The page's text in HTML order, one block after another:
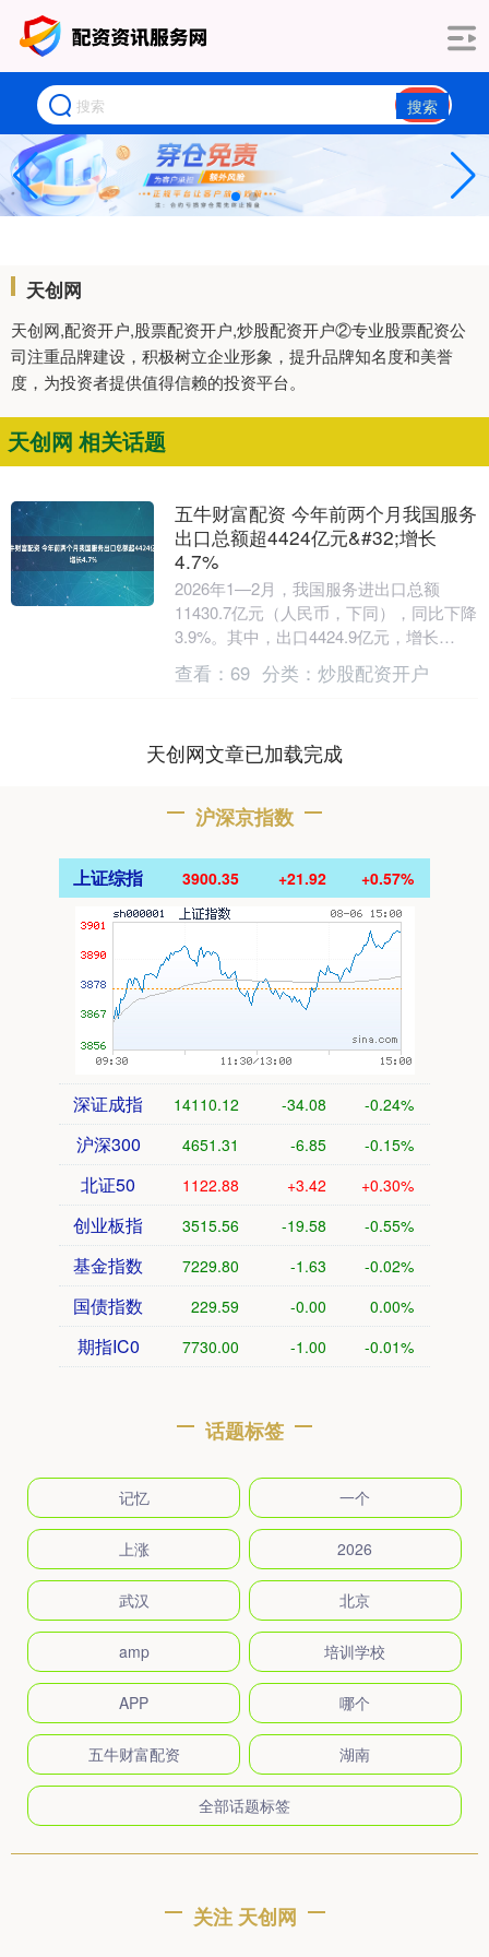
搜索
天创网
天创网,配资开户,股票配资开户,炒股配资开户②专业股票配资公
司注重品牌建设，积极树立企业形象，提升品牌知名度和美誉
度，为投资者提供值得信赖的投资平台。
天创网 相关话题
五牛财富配资 今年前两个月我国服务
出口总额超4424亿元&#32;增长
4.7%
2026年1—2月，我国服务进出口总额
11430.7亿元（人民币，下同），同比下降
3.9%。其中，出口4424.9亿元，增长
4.7%；进口7005.8亿元，下降....
查看： 69 分类： 炒股配资开户
天创网文章已加载完成
沪深京指数
上证综指 3900.35 +21.92 +0.57%
深证成指 14110.12 -34.08 -0.24%
沪深300 4651.31 -6.85 -0.15%
北证50 1122.88 +3.42 +0.30%
创业板指 3515.56 -19.58 -0.55%
基金指数 7229.80 -1.63 -0.02%
国债指数 229.59 -0.00 0.00%
期指IC0 7730.00 -1.00 -0.01%
话题标签
记忆 一个
上涨 2026
武汉 北京
amp 培训学校
APP 哪个
五牛财富配资 湖南
全部话题标签
关注 天创网